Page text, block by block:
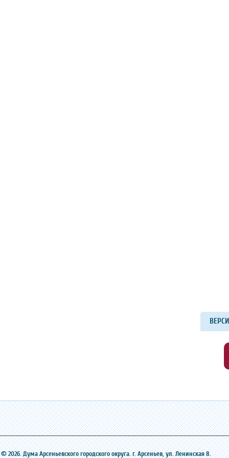
© 2026. Дума Арсеньевского городского округа. г. Арсеньев, ‎ул. Ленинская 8.